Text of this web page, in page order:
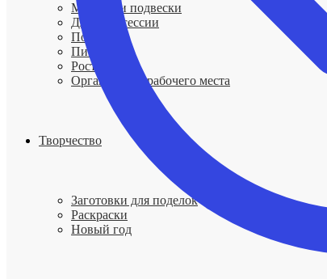
Мобили и подвески
Для фотосессии
Подносы
Пинцеты
Ростомеры
Организация рабочего места
Творчество
Заготовки для поделок
Раскраски
Новый год